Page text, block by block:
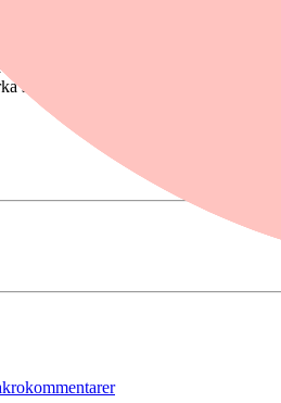
de flesta redan publicerat
konkurrent- och
sysselsättningsuppgången i